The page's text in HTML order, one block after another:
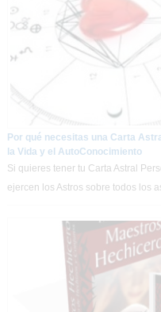
Por qué necesitas una Carta
la Vida y el AutoConocimiento
Si quieres tener tu Carta Astral
ejercen los Astros sobre todos los